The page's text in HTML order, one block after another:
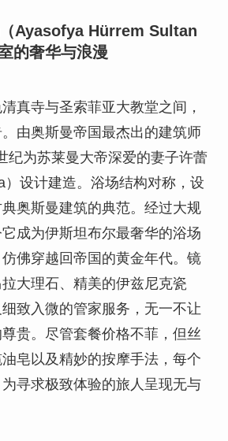
Ayasofya Hürrem Sultan
的奢华与浪漫
真寺与圣索菲亚大教堂之间，
由奥斯曼帝国最杰出的建筑师
纪为苏莱曼大帝深爱的妻子许蕾
设计建造。浴场结构对称，设
奥斯曼建筑的典范。经过大规
成为伊斯坦布尔最奢华的浴场
佛穿越回帝国的黄金年代。镜
大理石、精美的伊兹尼克瓷
致入微的管家服务，无一不让
贵。尽管套餐价格不菲，但丝
皂以及精妙的按摩手法，每个
寻求极致体验的旅人呈现无与